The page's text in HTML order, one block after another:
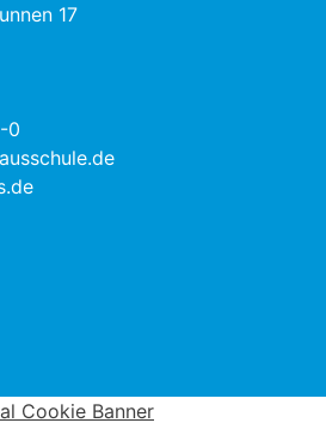
17
0
Cookie Banner